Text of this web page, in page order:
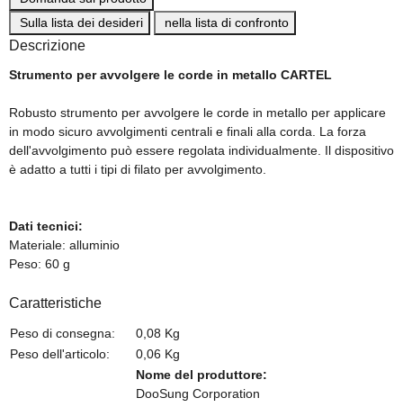
Sulla lista dei desideri
nella lista di confronto
Descrizione
Strumento per avvolgere le corde in metallo CARTEL
Robusto strumento per avvolgere le corde in metallo per applicare
in modo sicuro avvolgimenti centrali e finali alla corda. La forza
dell'avvolgimento può essere regolata individualmente. Il dispositivo
è adatto a tutti i tipi di filato per avvolgimento.
Dati tecnici:
Materiale: alluminio
Peso: 60 g
Caratteristiche
Peso di consegna:
0,08 Kg
Peso dell'articolo:
0,06 Kg
Nome del produttore:
DooSung Corporation